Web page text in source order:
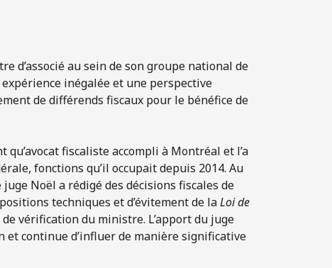
d’associé au sein de son groupe national de
inégalée et une perspective
de différends fiscaux pour le bénéfice de
fiscaliste accompli à Montréal et l’a
fonctions qu’il occupait depuis 2014. Au
Noël a rédigé des décisions fiscales de
techniques et d’évitement de laLoi de
vérification du ministre. L’apport du juge
continue d’influer de manière significative